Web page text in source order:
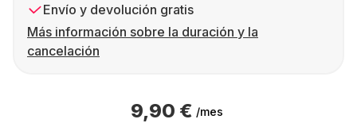
Envío y devolución gratis
Más información sobre la duración y la
cancelación
9,90 € /mes